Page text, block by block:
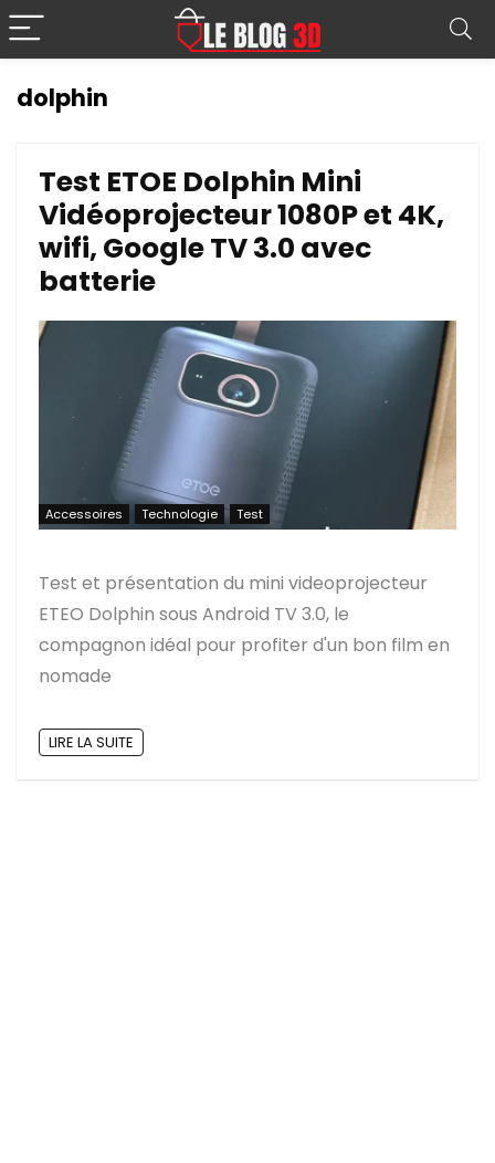
dolphin
Test ETOE Dolphin Mini
Vidéoprojecteur 1080P et 4K,
wifi, Google TV 3.0 avec
batterie
Accessoires Technologie Test
Test et présentation du mini videoprojecteur
ETEO Dolphin sous Android TV 3.0, le
compagnon idéal pour profiter d'un bon film en
nomade
LIRE LA SUITE